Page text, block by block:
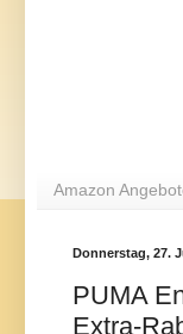
Amazon
Donnerstag, 27.
PUMA
Extra-